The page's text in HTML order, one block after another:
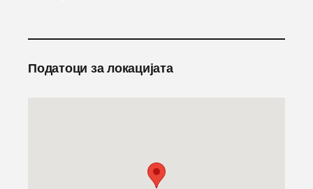
Податоци за локацијата